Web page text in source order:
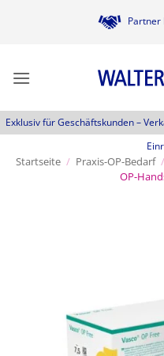
Partner
Exklusiv für Geschäftskunden –
Startseite / Praxis-OP-Bedarf /
OP-